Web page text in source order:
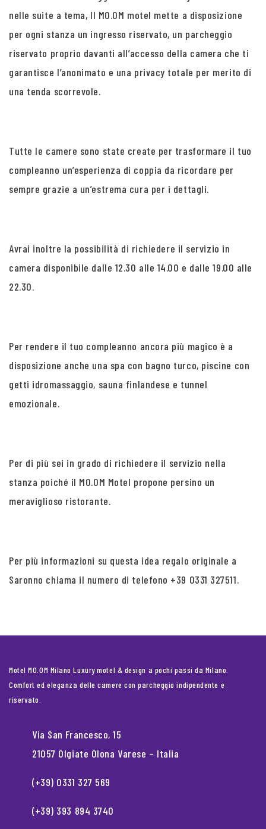
nelle suite a tema, Il MO.OM motel mette a disposizione
per ogni stanza un ingresso riservato, un parcheggio
riservato proprio davanti all’accesso della camera che ti
garantisce l’anonimato e una privacy totale per merito di
una tenda scorrevole.
Tutte le camere sono state create per trasformare il tuo
compleanno un’esperienza di coppia da ricordare per
sempre grazie a un’estrema cura per i dettagli.
Avrai inoltre la possibilità di richiedere il servizio in
camera disponibile dalle 12.30 alle 14.00 e dalle 19.00 alle
22.30.
Per rendere il tuo compleanno ancora più magico è a
disposizione anche una spa con bagno turco, piscine con
getti idromassaggio, sauna finlandese e tunnel
emozionale.
Per di più sei in grado di richiedere il servizio nella
stanza poiché il MO.OM Motel propone persino un
meraviglioso ristorante.
Per più informazioni su questa idea regalo originale a
Saronno chiama il numero di telefono +39 0331 327511.
Motel MO.OM Milano Luxury motel & design a pochi passi da Milano.
Comfort ed eleganza delle camere con parcheggio indipendente e
riservato.
Via San Francesco, 15
21057 Olgiate Olona Varese – Italia
(+39) 0331 327 569
(+39) 393 894 3740